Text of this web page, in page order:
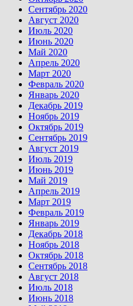
Сентябрь 2020
Август 2020
Июль 2020
Июнь 2020
Май 2020
Апрель 2020
Март 2020
Февраль 2020
Январь 2020
Декабрь 2019
Ноябрь 2019
Октябрь 2019
Сентябрь 2019
Август 2019
Июль 2019
Июнь 2019
Май 2019
Апрель 2019
Март 2019
Февраль 2019
Январь 2019
Декабрь 2018
Ноябрь 2018
Октябрь 2018
Сентябрь 2018
Август 2018
Июль 2018
Июнь 2018